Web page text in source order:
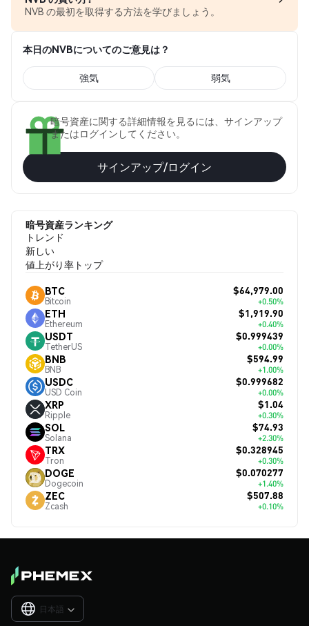
NVB の最初を取得する方法を学びましょう。
本日のNVBについてのご意見は？
強気 弱気
暗号資産に関する詳細情報を見るには、サインアップ
またはログインしてください。
サインアップ/ログイン
暗号資産ランキング
トレンド
新しい
値上がり率トップ
BTC
Bitcoin
$64,979.00
+0.50%
ETH
Ethereum
$1,919.90
+0.40%
USDT
TetherUS
$0.999439
+0.00%
BNB
BNB
$594.99
+1.00%
USDC
USD Coin
$0.999682
+0.00%
XRP
Ripple
$1.04
+0.30%
SOL
Solana
$74.93
+2.30%
TRX
Tron
$0.328945
+0.30%
DOGE
Dogecoin
$0.070277
+1.40%
ZEC
Zcash
$507.88
+0.10%
日本語 